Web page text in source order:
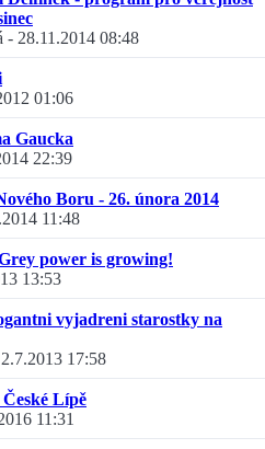
- 28.11.2014 08:48
01:06
Gaucka
22:39
Boru - 26. února 2014
11:48
power is growing!
13:53
vyjadreni starostky na
2.7.2013 17:58
Lípě
11:31